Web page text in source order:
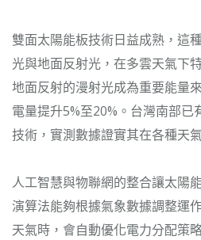
雙面太陽能板技術日益成熟，這
光與地面反射光，在多雲天氣下
地面反射的漫射光成為重要能量
電量提升5%至20%。台灣南部
技術，實測數據證實其在各種天
人工智慧與物聯網的整合讓太陽
演算法能夠根據氣象數據調整運
天氣時，會自動優化電力分配策